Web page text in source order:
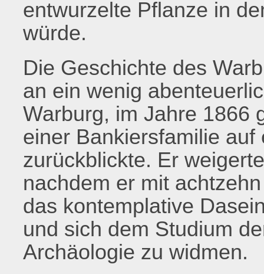
entwurzelte Pflanze in
würde.
Die Geschichte des
an ein wenig
Warburg, im Jahre 1866
einer Bankiersfamilie
zurückblickte. Er
nachdem er mit
das kontemplative
und sich dem Studium
Archäologie zu widmen.